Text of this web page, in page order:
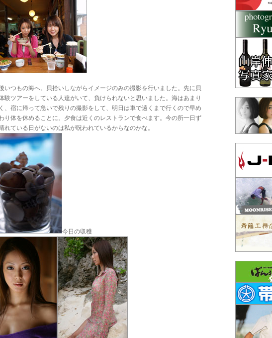
いつもの海へ。貝拾いしながらイメージのみの撮影を行いました。先に貝
験ツアーをしている人達がいて、負けられないと思いました。海はあまり
、宿に帰って急いで残りの撮影をして、明日は車で遠くまで行くので早め
り体を休めることに。夕食は近くのレストランで食べます。今の所一日ず
れている日がないのは私が呪われているからなのかな。
今日の収穫